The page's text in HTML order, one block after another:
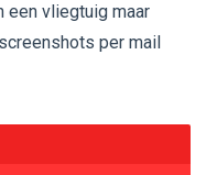
een vliegtuig maar
per mail